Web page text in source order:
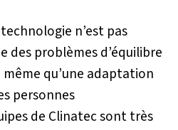
n’est pas
des problèmes d’équilibre
qu’une adaptation
personnes
de Clinatec sont très